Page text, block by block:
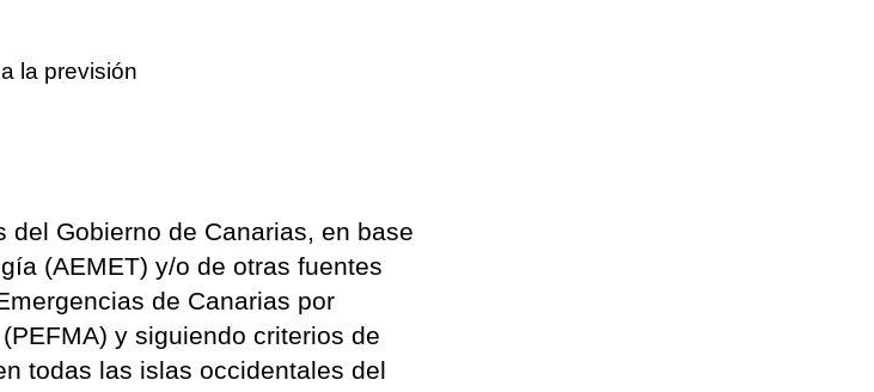
la previsión
Gobierno de Canarias, en base
(AEMET) y/o de otras fuentes
de Canarias por
y siguiendo criterios de
todas las islas occidentales del